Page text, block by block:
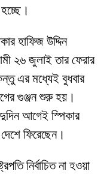
হাফিজ উদ্দিন
২৬ জুলাই তার ফেরার
এর মধ্যেই বুধবার
গুঞ্জন শুরু হয়।
দুদিন আগেই স্পিকার
ফিরেছেন।
নির্বাচিত না হওয়া